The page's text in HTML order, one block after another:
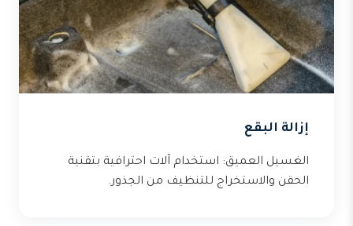
إزالة البقع
الغسيل العميق: استخدام آلات احترافية بتقنية
الحقن والاستخراج للتنظيف من الجذور.